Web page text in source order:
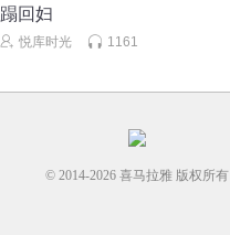
蹋回妇
悦库时光 1161
© 2014-2026 喜马拉雅 版权所有